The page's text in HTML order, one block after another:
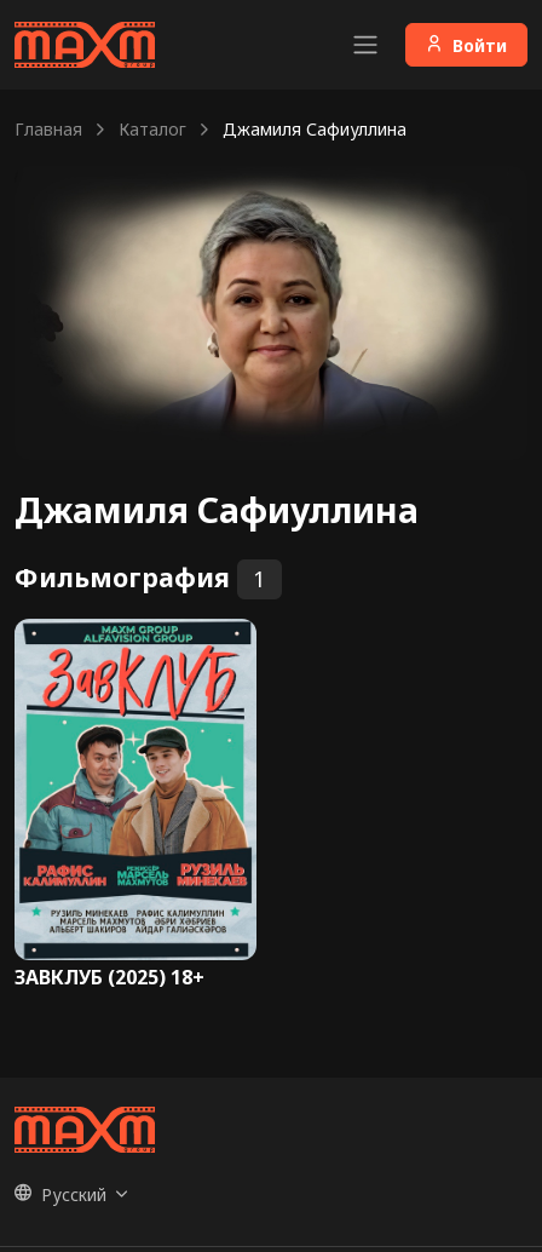
Войти
Главная Каталог Джамиля Сафиуллина
Джамиля Сафиуллина
Фильмография 1
ЗАВКЛУБ (2025) 18+
Русский